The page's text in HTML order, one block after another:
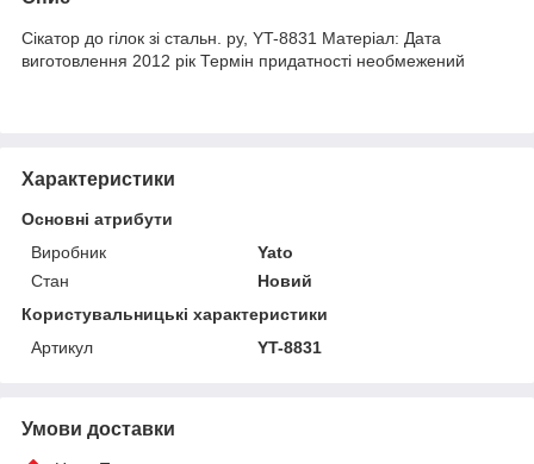
Сікатор до гілок зі стальн. ру, YT-8831 Матеріал: Дата
виготовлення 2012 рік Термін придатності необмежений
Характеристики
Основні атрибути
Виробник
Yato
Стан
Новий
Користувальницькі характеристики
Артикул
YT-8831
Умови доставки